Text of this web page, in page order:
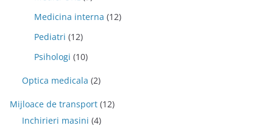
Medicina interna (12)
Pediatri (12)
Psihologi (10)
Optica medicala (2)
Mijloace de transport (12)
Inchirieri masini (4)